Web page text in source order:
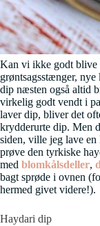
Kan vi ikke godt blive
grøntsagsstænger,
dip næsten også altid
virkelig godt vendt i
laver dip, bliver det
krydderurte dip. Men
siden, ville jeg lave
prøve den tyrkiske
med blomkålsdeller,
bagt sprøde i ovnen
hermed givet videre!).
Haydari dip